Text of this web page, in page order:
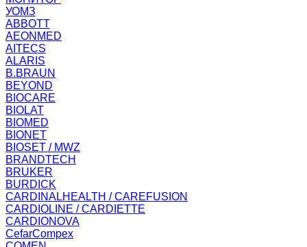
УОМЗ
ABBOTT
AEONMED
AITECS
ALARIS
B.BRAUN
BEYOND
BIOCARE
BIOLAT
BIOMED
BIONET
BIOSET / MWZ
BRANDTECH
BRUKER
BURDICK
CARDINALHEALTH / CAREFUSION
CARDIOLINE / CARDIETTE
CARDIONOVA
CefarCompex